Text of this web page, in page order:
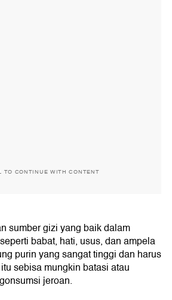
TO CONTINUE WITH CONTENT
sumber gizi yang baik dalam
babat, hati, usus, dan ampela
purin yang sangat tinggi dan harus
sebisa mungkin batasi atau
jeroan.